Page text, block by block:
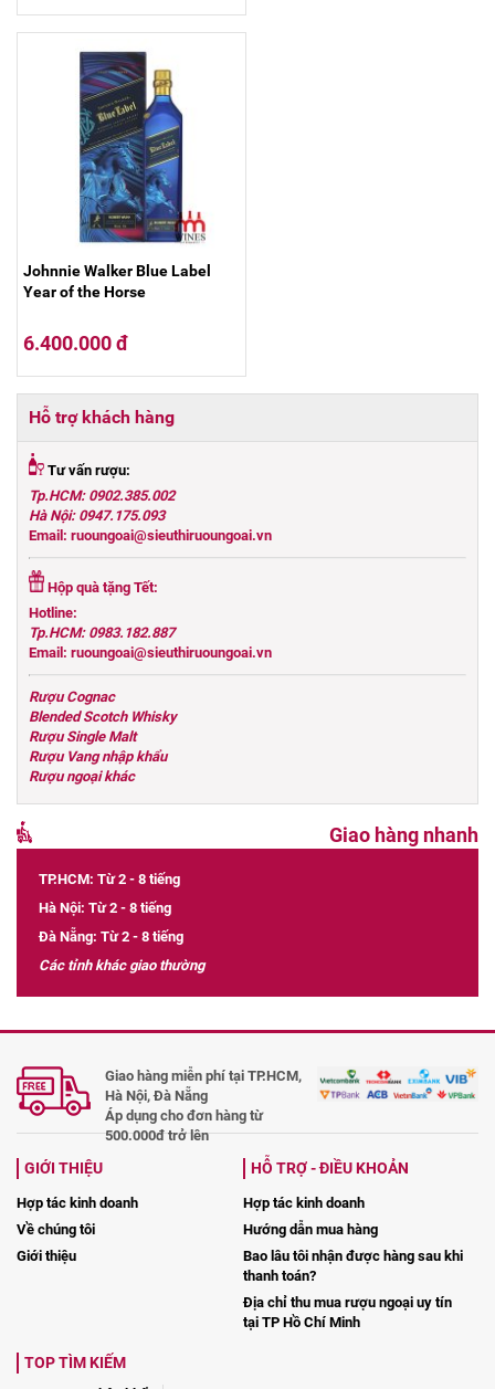
Johnnie Walker Blue Label
Year of the Horse
6.400.000 đ
Hỗ trợ khách hàng
Tư vấn rượu:
Tp.HCM: 0902.385.002
Hà Nội: 0947.175.093
Email: ruoungoai@sieuthiruoungoai.vn
Hộp quà tặng Tết:
Hotline:
Tp.HCM: 0983.182.887
Email: ruoungoai@sieuthiruoungoai.vn
Rượu Cognac
Blended Scotch Whisky
Rượu Single Malt
Rượu Vang nhập khẩu
Rượu ngoại khác
Giao hàng nhanh
TP.HCM: Từ 2 - 8 tiếng
Hà Nội: Từ 2 - 8 tiếng
Đà Nẵng: Từ 2 - 8 tiếng
Các tỉnh khác giao thường
Giao hàng miễn phí tại TP.HCM,
Hà Nội, Đà Nẵng
Áp dụng cho đơn hàng từ
500.000đ trở lên
GIỚI THIỆU
Hợp tác kinh doanh
Về chúng tôi
Giới thiệu
HỖ TRỢ - ĐIỀU KHOẢN
Hợp tác kinh doanh
Hướng dẫn mua hàng
Bao lâu tôi nhận được hàng sau khi
thanh toán?
Địa chỉ thu mua rượu ngoại uy tín
tại TP Hồ Chí Minh
TOP TÌM KIẾM